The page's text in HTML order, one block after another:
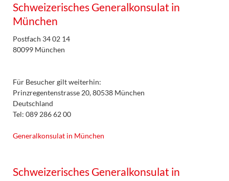
Schweizerisches Generalkonsulat in
München
Postfach 34 02 14
80099 München
Für Besucher gilt weiterhin:
Prinzregentenstrasse 20, 80538 München
Deutschland
Tel: 089 286 62 00
Generalkonsulat in München
Schweizerisches Generalkonsulat in